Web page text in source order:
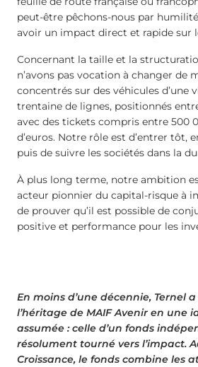
peut-être pêchons-nous par
avoir un impact direct et rapide sur
Concernant la taille et la
n’avons pas vocation à changer de
concentrés sur des véhicules d’une
trentaine de lignes, positionnés
avec des tickets compris entre 500
d’euros. Notre rôle est d’entrer tôt,
puis de suivre les sociétés dans la
À plus long terme, notre ambition
acteur pionnier du capital-risque à
de prouver qu’il est possible de
positive et performance pour les
En moins d’une décennie, Ternel
l’héritage de MAIF Avenir en une
assumée : celle d’un fonds
résolument tourné vers l’impact.
Croissance, le fonds combine les